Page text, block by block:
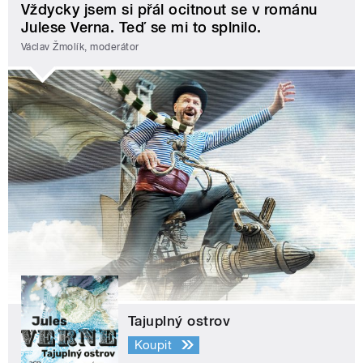
Vždycky jsem si přál ocitnout se v románu
Julese Verna. Teď se mi to splnilo.
Václav Žmolík, moderátor
Tajuplný ostrov
Koupit